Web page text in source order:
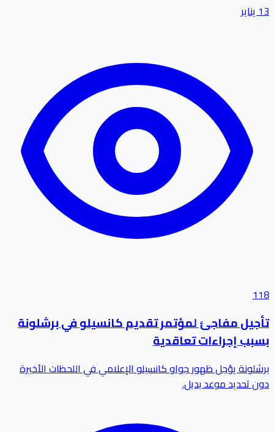
13 يناير
118
تأجيل مفاجئ لمؤتمر تقديم كانسيلو في برشلونة
بسبب إجراءات تعاقدية
برشلونة يؤجل ظهور جواو كانسيلو الإعلامي في اللحظات الأخيرة
دون تحديد موعد بديل.